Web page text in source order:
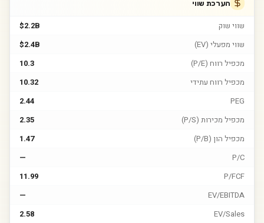
הערכת שווי
שווי שוק
$2.2B
שווי מפעלי (EV)
$2.4B
מכפיל רווח (P/E)
10.3
מכפיל רווח עתידי
10.32
PEG
2.44
מכפיל מכירות (P/S)
2.35
מכפיל הון (P/B)
1.47
P/C
—
P/FCF
11.99
EV/EBITDA
—
EV/Sales
2.58